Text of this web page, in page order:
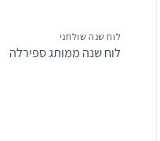
לוח שנה שולחני
לוח שנה ממותג ספירלה